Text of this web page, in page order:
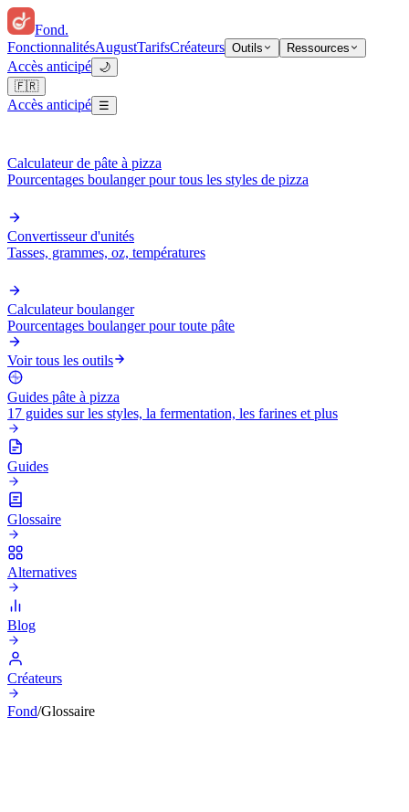
Fond.
FonctionnalitésAugustTarifsCréateurs Outils Ressources
Accès anticipé 🌙
🇫🇷
Accès anticipé ☰
Calculateur de pâte à pizza
Pourcentages boulanger pour tous les styles de pizza
Convertisseur d'unités
Tasses, grammes, oz, températures
Calculateur boulanger
Pourcentages boulanger pour toute pâte
Voir tous les outils
Guides pâte à pizza
17 guides sur les styles, la fermentation, les farines et plus
Guides
Glossaire
Alternatives
Blog
Créateurs
Fond/Glossaire